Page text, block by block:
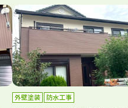
外壁塗装 防水工事